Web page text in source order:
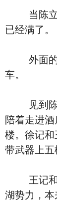
当陈立载
已经满了。
外面的马
车。
见到陈立
陪着走进
楼。徐记
带武器上五
王记和徐
湖势力，